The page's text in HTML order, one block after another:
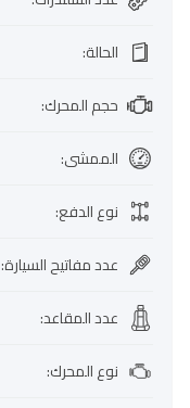
الحالة:
حجم المحرك:
الممشى:
نوع الدفع:
عدد مفاتيح السيارة:
عدد المقاعد:
نوع المحرك: